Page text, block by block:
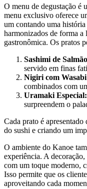
O menu de degustação é
menu exclusivo oferece
um contando uma história
harmonizados de forma a
gastronômica. Os pratos
Sashimi de
servido em finas
Nigiri com
combinados com
Uramaki Especial:
surpreendem o
Cada prato é
do sushi e criando um
O ambiente do Kanoe
experiência. A
com um toque moderno,
Isso permite que os
aproveitando cada